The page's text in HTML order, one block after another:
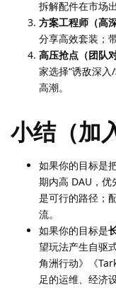
拆解配件在市场
方案工程师（高
分享高效套装；
高压抢点（团队
家选择“诱敌深
高潮。
小结（加
如果你的目标是
期内高 DAU，优
是可行的路径；
流。
如果你的目标是
望玩法产生自驱
角洲行动》《
足的运维、经济